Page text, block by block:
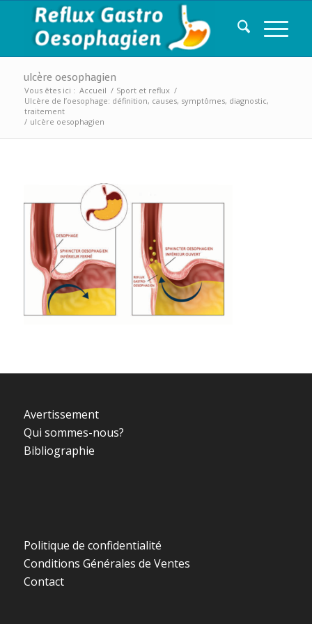
ulcère oesophagien
Vous êtes ici : Accueil / Sport et reflux /
Ulcère de l’oesophage: définition, causes, symptômes, diagnostic,
traitement
/ ulcère oesophagien
Avertissement
Qui sommes-nous?
Bibliographie
Politique de confidentialité
Conditions Générales de Ventes
Contact